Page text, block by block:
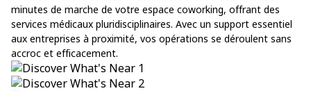
minutes de marche de votre espace coworking, offrant des
services médicaux pluridisciplinaires. Avec un support essentiel
aux entreprises à proximité, vos opérations se déroulent sans
accroc et efficacement.